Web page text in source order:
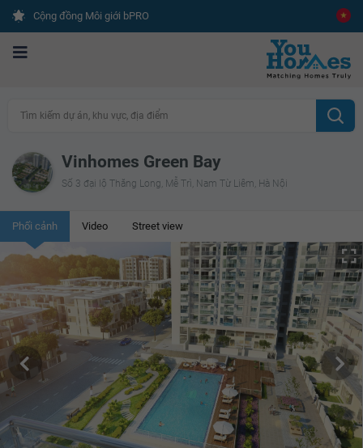
Cộng đồng Môi giới bPRO
Tìm kiếm dự án, khu vực, địa điểm
Vinhomes Green Bay
Số 3 đại lộ Thăng Long, Mễ Trì, Nam Từ Liêm, Hà Nội
Phối cảnh Video Street view